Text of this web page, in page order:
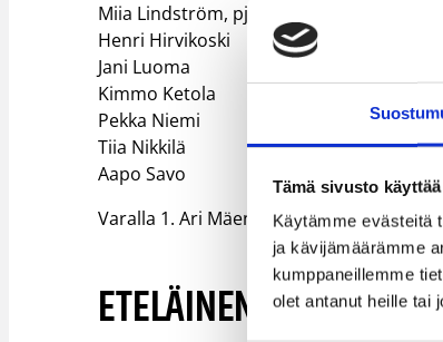
Tämä sivusto
Käytämme evästeitä
ja kävijämäärämme
kumppaneillemme
olet antanut heille tai
Miia Lindström, pj​
Henri Hirvikoski​
Jani Luoma​
Kimmo Ketola​
Pekka Niemi​
Tiia Nikkilä​
Aapo Savo​
Varalla 1. Ari Mäenpää, 2. Maria
ETELÄINEN